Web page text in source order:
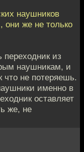
наушников
они же не только
из
наушникам, и
что не потеряешь.
именно в
оставляет
же, не